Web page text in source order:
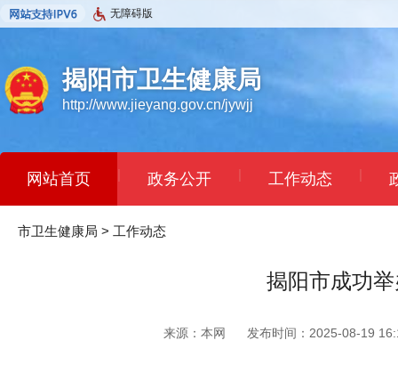
无障碍版
揭阳市卫生健康局
http://www.jieyang.gov.cn/jywjj
网站首页 | 政务公开 | 工作动态 |
依申请公开 | 民意征集
市卫生健康局 > 工作动态
揭阳市成功
来源：本网 发布时间：2025-08-19